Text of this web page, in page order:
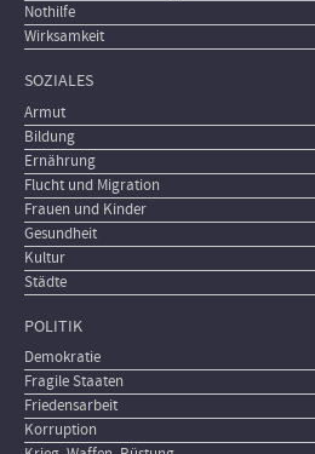
Nothilfe
Wirksamkeit
SOZIALES
Armut
Bildung
Ernährung
Flucht und Migration
Frauen und Kinder
Gesundheit
Kultur
Städte
POLITIK
Demokratie
Fragile Staaten
Friedensarbeit
Korruption